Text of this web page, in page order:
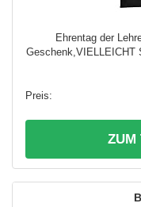
Ehrentag der
Geschenk,VIELLEICHT
ZUM